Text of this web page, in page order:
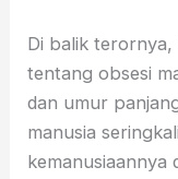
Di balik terornya,
tentang obsesi
dan umur
manusia
kemanusiaannya